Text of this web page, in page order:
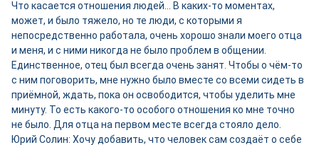
Что касается отношения людей… В каких-то моментах,
может, и было тяжело, но те люди, с которыми я
непосредственно работала, очень хорошо знали моего отца
и меня, и с ними никогда не было проблем в общении.
Единственное, отец был всегда очень занят. Чтобы о чём-то
с ним поговорить, мне нужно было вместе со всеми сидеть в
приёмной, ждать, пока он освободится, чтобы уделить мне
минуту. То есть какого-то особого отношения ко мне точно
не было. Для отца на первом месте всегда стояло дело.
Юрий Солин: Хочу добавить, что человек сам создаёт о себе